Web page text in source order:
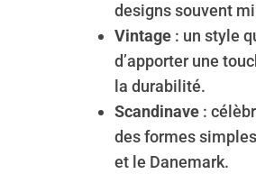
designs souvent
Vintage : un style
d’apporter une
la durabilité.
Scandinave :
des formes
et le Danemark.